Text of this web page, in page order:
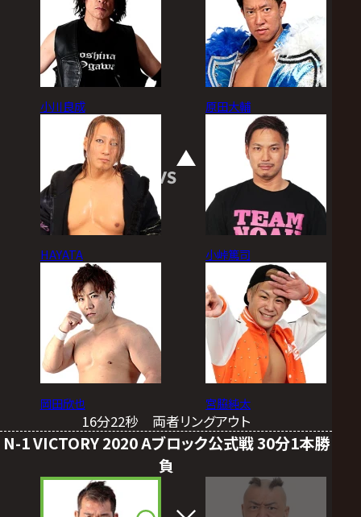
小川良成
HAYATA
岡田欣也
VS
原田大輔
小峠篤司
宮脇純太
16分22秒 両者リングアウト
N-1 VICTORY 2020 Aブロック公式戦 30分1本勝
負